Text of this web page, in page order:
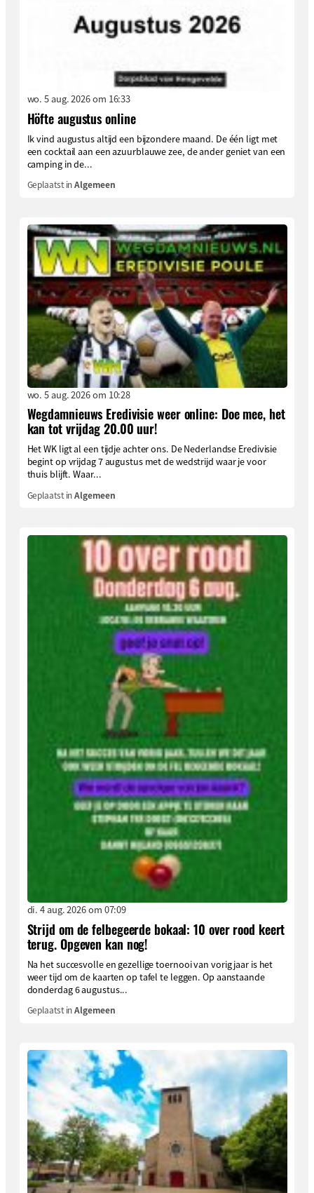
wo. 5 aug. 2026 om 16:33
Höfte augustus online
Ik vind augustus altijd een bijzondere maand. De één ligt met
een cocktail aan een azuurblauwe zee, de ander geniet van een
camping in de...
Geplaatst inAlgemeen
wo. 5 aug. 2026 om 10:28
Wegdamnieuws Eredivisie weer online: Doe mee, het
kan tot vrijdag 20.00 uur!
Het WK ligt al een tijdje achter ons. De Nederlandse Eredivisie
begint op vrijdag 7 augustus met de wedstrijd waar je voor
thuis blijft. Waar...
Geplaatst inAlgemeen
di. 4 aug. 2026 om 07:09
Strijd om de felbegeerde bokaal: 10 over rood keert
terug. Opgeven kan nog!
Na het succesvolle en gezellige toernooi van vorig jaar is het
weer tijd om de kaarten op tafel te leggen. Op aanstaande
donderdag 6 augustus...
Geplaatst inAlgemeen